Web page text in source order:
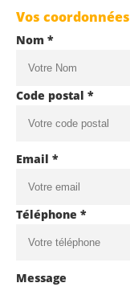
Vos coordonnées
Nom *
Code postal *
Email *
Téléphone *
Message